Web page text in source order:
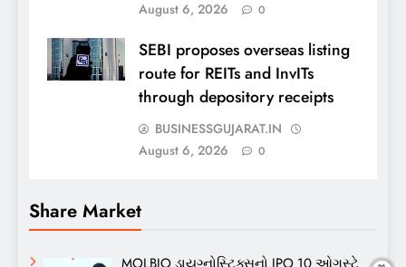
August 6, 2026
0
SEBI proposes overseas listing
route for REITs and InvITs
through depository receipts
BUSINESSGUJARAT.IN
August 6, 2026
0
Share Market